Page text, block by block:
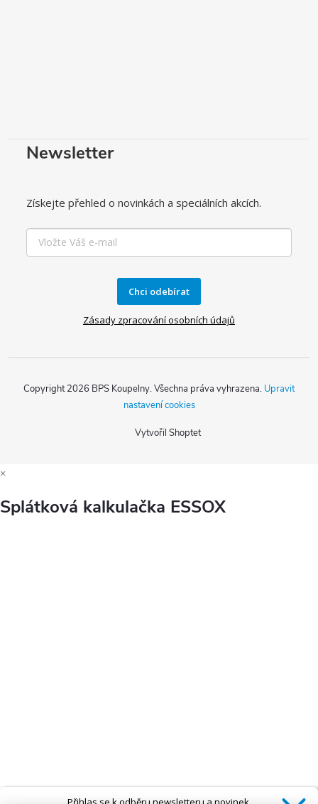
Newsletter
Získejte přehled o novinkách a speciálních akcích.
Chci odebírat
Zásady zpracování osobních údajů
Vytvořil Shoptet
Copyright 2026 BPS Koupelny. Všechna práva vyhrazena. Upravit
nastavení cookies
×
Splátková kalkulačka ESSOX